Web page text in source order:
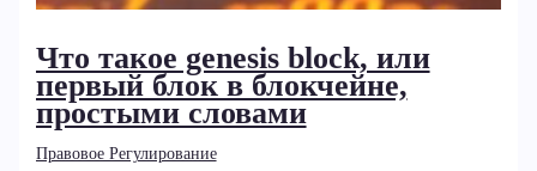
Что такое genesis block, или
первый блок в блокчейне,
простыми словами
Правовое Регулирование